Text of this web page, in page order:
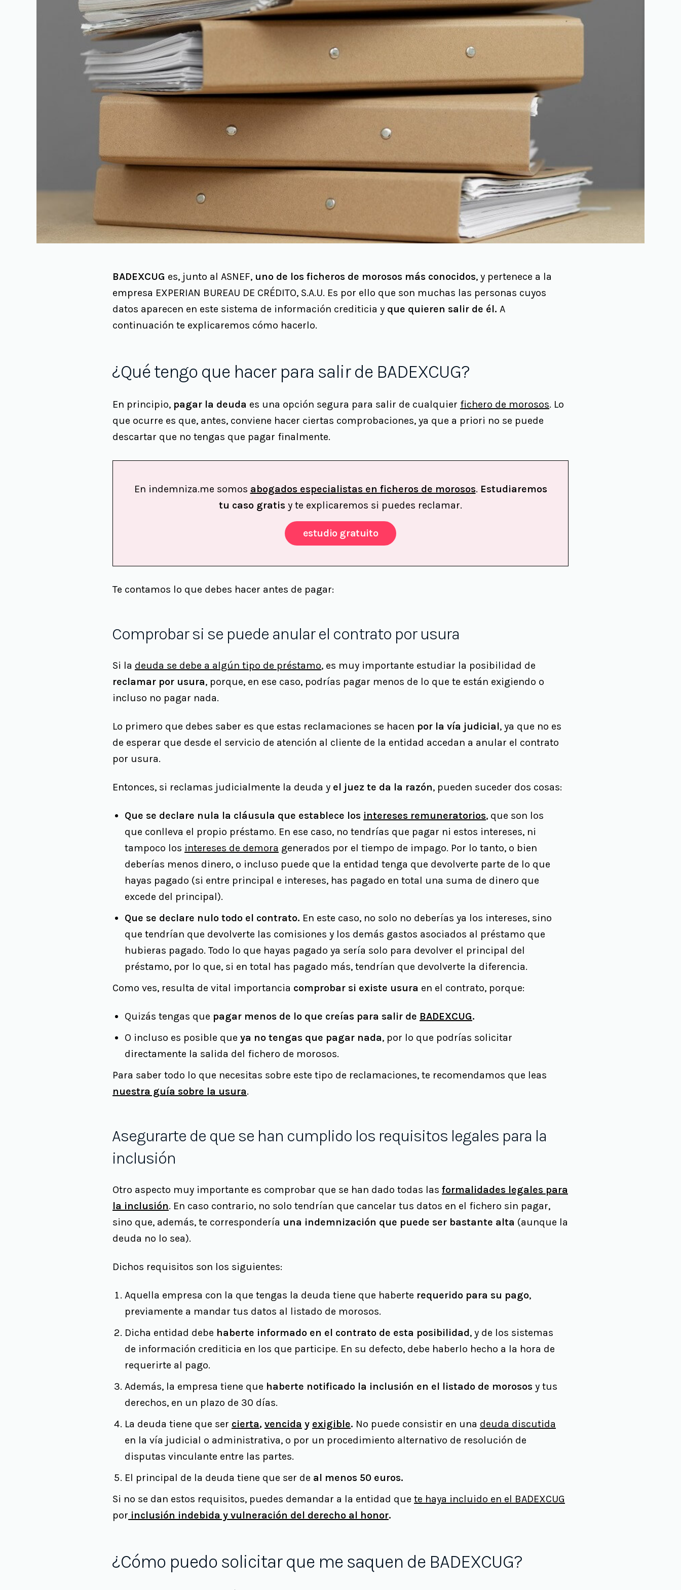
BADEXCUG es, junto al ASNEF, uno de los ficheros de morosos más conocidos, y pertenece a la
empresa EXPERIAN BUREAU DE CRÉDITO, S.A.U. Es por ello que son muchas las personas cuyos
datos aparecen en este sistema de información crediticia y que quieren salir de él. A
continuación te explicaremos cómo hacerlo.
¿Qué tengo que hacer para salir de BADEXCUG?
En principio, pagar la deuda es una opción segura para salir de cualquier fichero de morosos. Lo
que ocurre es que, antes, conviene hacer ciertas comprobaciones, ya que a priori no se puede
descartar que no tengas que pagar finalmente.
En indemniza.me somos abogados especialistas en ficheros de morosos. Estudiaremos
tu caso gratis y te explicaremos si puedes reclamar.
estudio gratuito
Te contamos lo que debes hacer antes de pagar:
Comprobar si se puede anular el contrato por usura
Si la deuda se debe a algún tipo de préstamo, es muy importante estudiar la posibilidad de
reclamar por usura, porque, en ese caso, podrías pagar menos de lo que te están exigiendo o
incluso no pagar nada.
Lo primero que debes saber es que estas reclamaciones se hacen por la vía judicial, ya que no es
de esperar que desde el servicio de atención al cliente de la entidad accedan a anular el contrato
por usura.
Entonces, si reclamas judicialmente la deuda y el juez te da la razón, pueden suceder dos cosas:
Que se declare nula la cláusula que establece los intereses remuneratorios, que son los
que conlleva el propio préstamo. En ese caso, no tendrías que pagar ni estos intereses, ni
tampoco los intereses de demora generados por el tiempo de impago. Por lo tanto, o bien
deberías menos dinero, o incluso puede que la entidad tenga que devolverte parte de lo que
hayas pagado (si entre principal e intereses, has pagado en total una suma de dinero que
excede del principal).
Que se declare nulo todo el contrato. En este caso, no solo no deberías ya los intereses, sino
que tendrían que devolverte las comisiones y los demás gastos asociados al préstamo que
hubieras pagado. Todo lo que hayas pagado ya sería solo para devolver el principal del
préstamo, por lo que, si en total has pagado más, tendrían que devolverte la diferencia.
Como ves, resulta de vital importancia comprobar si existe usura en el contrato, porque:
Quizás tengas que pagar menos de lo que creías para salir de BADEXCUG.
O incluso es posible que ya no tengas que pagar nada, por lo que podrías solicitar
directamente la salida del fichero de morosos.
Para saber todo lo que necesitas sobre este tipo de reclamaciones, te recomendamos que leas
nuestra guía sobre la usura.
Asegurarte de que se han cumplido los requisitos legales para la
inclusión
Otro aspecto muy importante es comprobar que se han dado todas las formalidades legales para
la inclusión. En caso contrario, no solo tendrían que cancelar tus datos en el fichero sin pagar,
sino que, además, te correspondería una indemnización que puede ser bastante alta (aunque la
deuda no lo sea).
Dichos requisitos son los siguientes:
Aquella empresa con la que tengas la deuda tiene que haberte requerido para su pago,
previamente a mandar tus datos al listado de morosos.
Dicha entidad debe haberte informado en el contrato de esta posibilidad, y de los sistemas
de información crediticia en los que participe. En su defecto, debe haberlo hecho a la hora de
requerirte al pago.
Además, la empresa tiene que haberte notificado la inclusión en el listado de morosos y tus
derechos, en un plazo de 30 días.
La deuda tiene que ser cierta, vencida y exigible. No puede consistir en una deuda discutida
en la vía judicial o administrativa, o por un procedimiento alternativo de resolución de
disputas vinculante entre las partes.
El principal de la deuda tiene que ser de al menos 50 euros.
Si no se dan estos requisitos, puedes demandar a la entidad que te haya incluido en el BADEXCUG
por inclusión indebida y vulneración del derecho al honor.
¿Cómo puedo solicitar que me saquen de BADEXCUG?